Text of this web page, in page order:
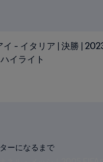
イ - イタリア | 決勝 |
イライト
ーになるまで